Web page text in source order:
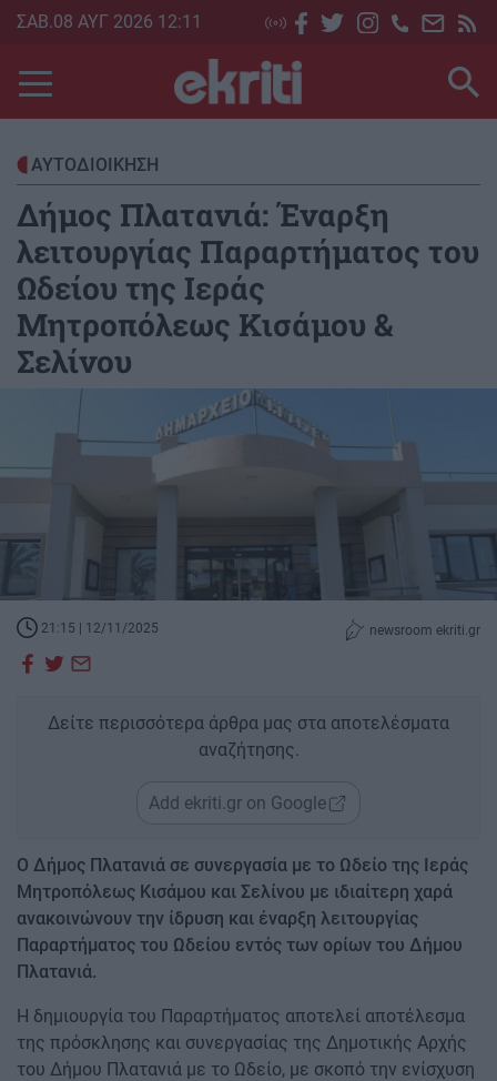
Skip
main
content
ΣΑΒ.08 ΑΥΓ 2026 12:11
ΑΥΤΟΔΙΟΙΚΗΣΗ
Δήμος Πλατανιά: Έναρξη
λειτουργίας Παραρτήματος του
Ωδείου της Ιεράς
Μητροπόλεως Κισάμου &
Σελίνου
21:15 | 12/11/2025 newsroom ekriti.gr
Δείτε περισσότερα άρθρα μας στα αποτελέσματα
αναζήτησης.
Add ekriti.gr on Google
Ο Δήμος Πλατανιά σε συνεργασία με το Ωδείο της Ιεράς
Μητροπόλεως Κισάμου και Σελίνου με ιδιαίτερη χαρά
ανακοινώνουν την ίδρυση και έναρξη λειτουργίας
Παραρτήματος του Ωδείου εντός των ορίων του Δήμου
Πλατανιά.
Η δημιουργία του Παραρτήματος αποτελεί αποτέλεσμα
της πρόσκλησης και συνεργασίας της Δημοτικής Αρχής
του Δήμου Πλατανιά με το Ωδείο, με σκοπό την ενίσχυση